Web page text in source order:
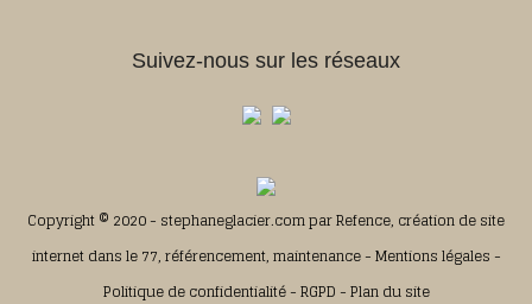
Suivez-nous sur les réseaux
Copyright © 2020 - stephaneglacier.com parRefence, création de site
internet dans le 77, référencement, maintenance-Mentions légales -
Politique de confidentialité-RGPD -Plan du site